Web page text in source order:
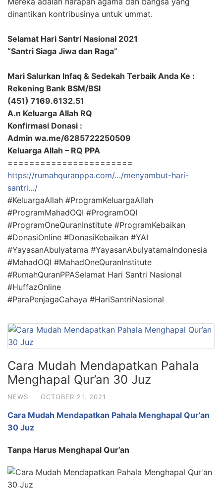
dinantikan kontribusinya untuk ummat.
Selamat Hari Santri Nasional 2021
“Santri Siaga Jiwa dan Raga”
Mari Salurkan Infaq & Sedekah Terbaik Anda Ke :
Rekening Bank BSM/BSI
(451) 7169.6132.51
A.n Keluarga Allah RQ
Konfirmasi Donasi :
Admin wa.me/6285722250509
Keluarga Allah – RQ PPA
=======================
https://rumahquranppa.com/…/menyambut-hari-
santri…/
#KeluargaAllah #ProgramKeluargaAllah
#ProgramMahadOQI #ProgramOQI
#ProgramOneQuranInstitute #ProgramKebaikan
#DonasiOnline #DonasiKebaikan #YAI
#YayasanAbulyatama #YayasanAbulyatamaIndonesia
#MahadOQI #MahadOneQuranInstitute
#RumahQuranPPASelamat Hari Santri Nasional
#HuffazOnline
#ParaPenjagaCahaya #HariSantriNasional
Cara Mudah Mendapatkan Pahala
Menghapal Qur’an 30 Juz
NEWS · OCTOBER 21, 2021
Cara Mudah Mendapatkan Pahala Menghapal Qur’an
30 Juz
Tanpa Harus Menghapal Qur’an